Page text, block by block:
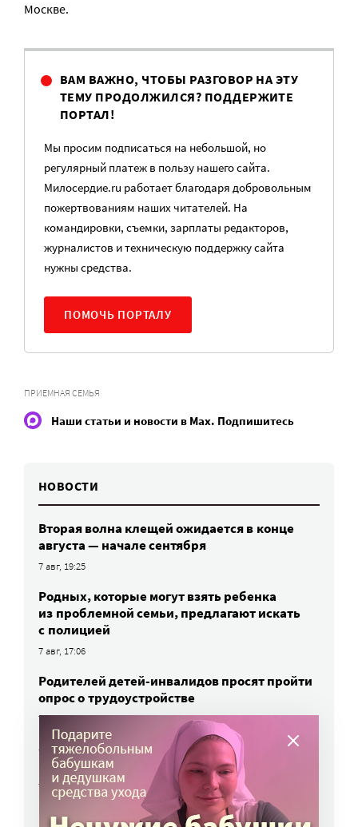
Москве.
ВАМ ВАЖНО, ЧТОБЫ РАЗГОВОР НА ЭТУ
ТЕМУ ПРОДОЛЖИЛСЯ? ПОДДЕРЖИТЕ
ПОРТАЛ!
Мы просим подписаться на небольшой, но
регулярный платеж в пользу нашего сайта.
Милосердие.ru работает благодаря добровольным
пожертвованиям наших читателей. На
командировки, съемки, зарплаты редакторов,
журналистов и техническую поддержку сайта
нужны средства.
ПОМОЧЬ ПОРТАЛУ
ПРИЕМНАЯ СЕМЬЯ
Наши статьи и новости в Max. Подпишитесь
НОВОСТИ
Вторая волна клещей ожидается в конце
августа — начале сентября
7 авг, 19:25
Родных, которые могут взять ребенка
из проблемной семьи, предлагают искать
с полицией
7 авг, 17:06
Родителей детей-инвалидов просят пройти
опрос о трудоустройстве
7 авг, 15:34
«Энхерту» от рака груди включили
в перечень жизненно важных препаратов
7 авг, 15:15
НКО часто рискуют нарушить закон